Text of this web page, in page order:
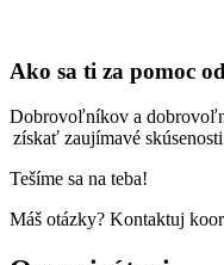
Ako sa ti za pomoc
Dobrovoľníkov a
získať zaujímavé
Tešíme sa na teba!
Máš otázky? Kontaktuj